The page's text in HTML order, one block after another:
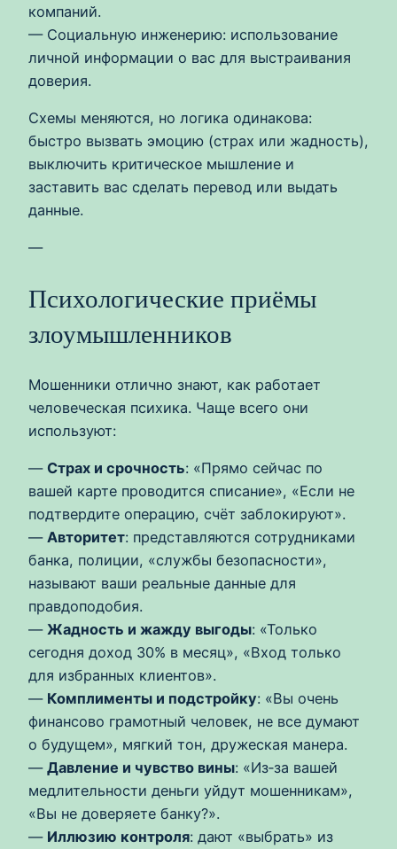
компаний.
— Социальную инженерию: использование
личной информации о вас для выстраивания
доверия.
Схемы меняются, но логика одинакова:
быстро вызвать эмоцию (страх или жадность),
выключить критическое мышление и
заставить вас сделать перевод или выдать
данные.
—
Психологические приёмы
злоумышленников
Мошенники отлично знают, как работает
человеческая психика. Чаще всего они
используют:
— Страх и срочность: «Прямо сейчас по
вашей карте проводится списание», «Если не
подтвердите операцию, счёт заблокируют».
— Авторитет: представляются сотрудниками
банка, полиции, «службы безопасности»,
называют ваши реальные данные для
правдоподобия.
— Жадность и жажду выгоды: «Только
сегодня доход 30% в месяц», «Вход только
для избранных клиентов».
— Комплименты и подстройку: «Вы очень
финансово грамотный человек, не все думают
о будущем», мягкий тон, дружеская манера.
— Давление и чувство вины: «Из‑за вашей
медлительности деньги уйдут мошенникам»,
«Вы не доверяете банку?».
— Иллюзию контроля: дают «выбрать» из